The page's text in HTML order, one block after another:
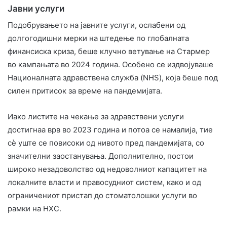
Јавни услуги
Подобрувањето на јавните услуги, ослабени од
долгогодишни мерки на штедење по глобалната
финансиска криза, беше клучно ветување на Стармер
во кампањата во 2024 година. Особено се издвојуваше
Националната здравствена служба (NHS), која беше под
силен притисок за време на пандемијата.
Иако листите на чекање за здравствени услуги
достигнаа врв во 2023 година и потоа се намалија, тие
сè уште се повисоки од нивото пред пандемијата, со
значителни заостанувања. Дополнително, постои
широко незадоволство од недоволниот капацитет на
локалните власти и правосудниот систем, како и од
ограничениот пристап до стоматолошки услуги во
рамки на НХС.